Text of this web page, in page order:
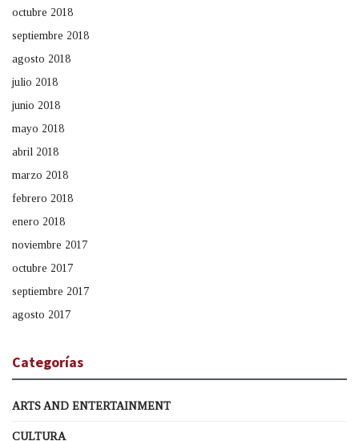
octubre 2018
septiembre 2018
agosto 2018
julio 2018
junio 2018
mayo 2018
abril 2018
marzo 2018
febrero 2018
enero 2018
noviembre 2017
octubre 2017
septiembre 2017
agosto 2017
Categorías
ARTS AND ENTERTAINMENT
CULTURA